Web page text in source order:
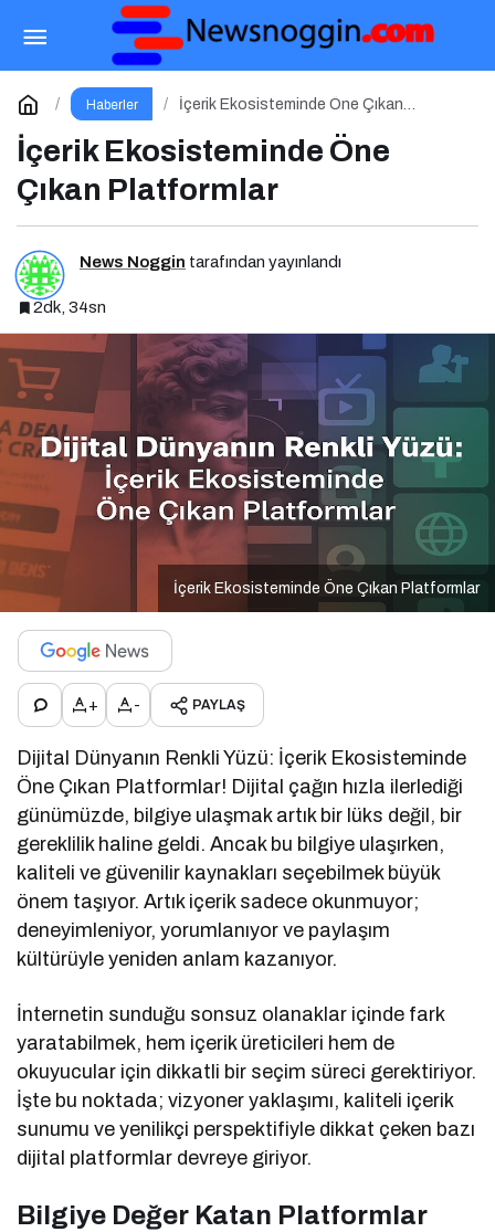
Haberler
İçerik Ekosisteminde Öne Çıkan
İçerik Ekosisteminde Öne
Çıkan Platformlar
News Noggin tarafından yayınlandı
2dk, 34sn
İçerik Ekosisteminde Öne Çıkan Platformlar
+ - PAYLAŞ
Dijital Dünyanın Renkli Yüzü: İçerik Ekosisteminde
Öne Çıkan Platformlar! Dijital çağın hızla ilerlediği
günümüzde, bilgiye ulaşmak artık bir lüks değil, bir
gereklilik haline geldi. Ancak bu bilgiye ulaşırken,
kaliteli ve güvenilir kaynakları seçebilmek büyük
önem taşıyor. Artık içerik sadece okunmuyor;
deneyimleniyor, yorumlanıyor ve paylaşım
kültürüyle yeniden anlam kazanıyor.
İnternetin sunduğu sonsuz olanaklar içinde fark
yaratabilmek, hem içerik üreticileri hem de
okuyucular için dikkatli bir seçim süreci gerektiriyor.
İşte bu noktada; vizyoner yaklaşımı, kaliteli içerik
sunumu ve yenilikçi perspektifiyle dikkat çeken bazı
dijital platformlar devreye giriyor.
Bilgiye Değer Katan Platformlar
Dijital Dünyada Kaliteli İçerik Üreten
Platformlar Neden Önemli?
Yorum Yap